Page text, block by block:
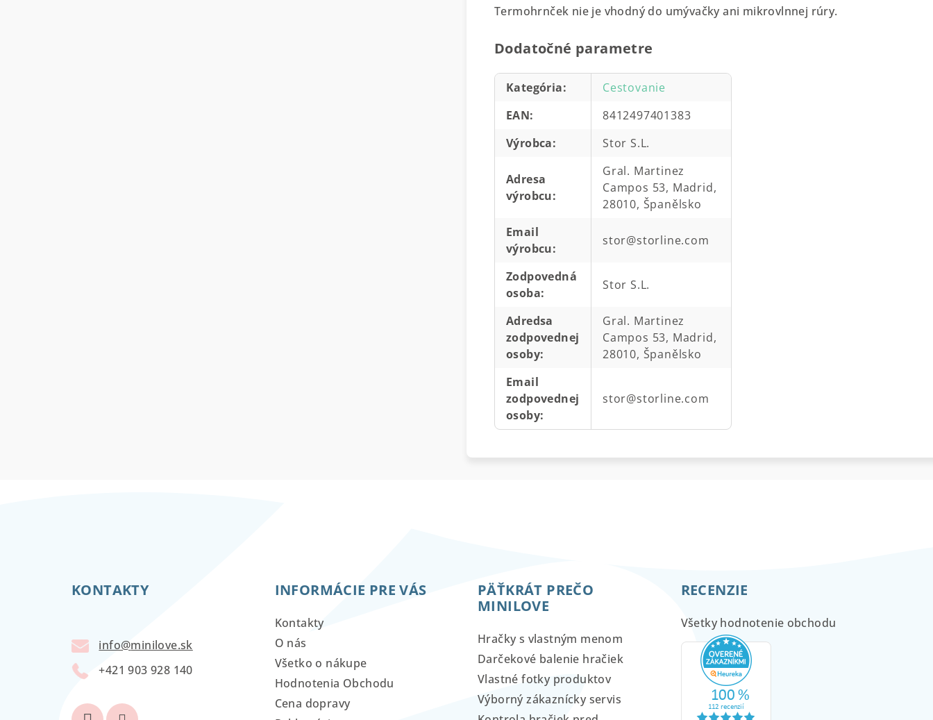
Termohrnček nie je vhodný do umývačky ani mikrovlnnej rúry.
Dodatočné parametre
Kategória:
Cestovanie
EAN:
8412497401383
Výrobca: Stor S.L.
Adresa
výrobcu:
Gral. Martinez
Campos 53, Madrid,
28010, Španělsko
Email
výrobcu:
stor@storline.com
Zodpovedná
osoba:
Stor S.L.
Adredsa
zodpovednej
osoby:
Gral. Martinez
Campos 53, Madrid,
28010, Španělsko
Email
zodpovednej
osoby:
stor@storline.com
KONTAKTY
info@minilove.sk
+421 903 928 140
INFORMÁCIE PRE VÁS
Kontakty
O nás
Všetko o nákupe
Hodnotenia Obchodu
Cena dopravy
PÄŤKRÁT PREČO
MINILOVE
Hračky s vlastným menom
Darčekové balenie hračiek
Vlastné fotky produktov
Výborný zákaznícky servis
RECENZIE
Všetky hodnotenie obchodu